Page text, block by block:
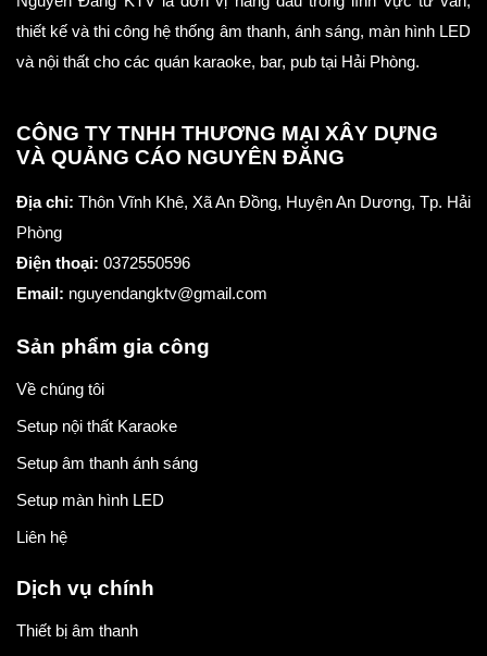
thiết kế và thi công hệ thống âm thanh, ánh sáng, màn hình LED
và nội thất cho các quán karaoke, bar, pub tại Hải Phòng.
CÔNG TY TNHH THƯƠNG MẠI XÂY DỰNG
VÀ QUẢNG CÁO NGUYÊN ĐĂNG
Địa chỉ: Thôn Vĩnh Khê, Xã An Đồng, Huyện An Dương, Tp. Hải
Phòng
Điện thoại: 0372550596
Email: nguyendangktv@gmail.com
Sản phẩm gia công
Về chúng tôi
Setup nội thất Karaoke
Setup âm thanh ánh sáng
Setup màn hình LED
Liên hệ
Dịch vụ chính
Thiết bị âm thanh